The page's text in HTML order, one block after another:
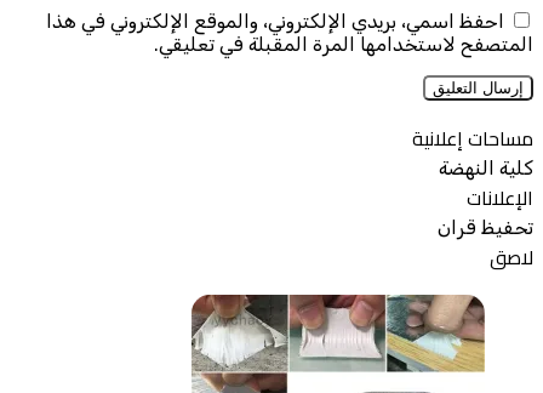
احفظ اسمي، بريدي الإلكتروني، والموقع الإلكتروني في هذا
المتصفح لاستخدامها المرة المقبلة في تعليقي.
مساحات إعلانية
كلية النهضة
الإعلانات
تحفيظ قران
لاصق